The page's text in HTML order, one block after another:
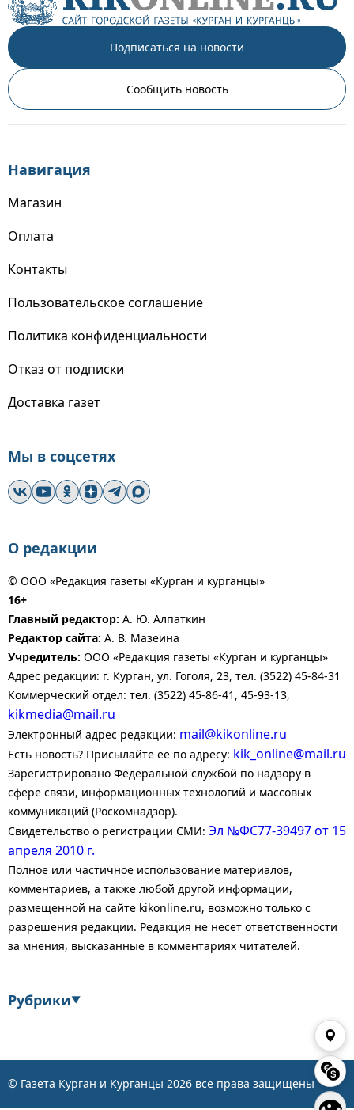
Подписаться на новости
Сообщить новость
Навигация
Магазин
Оплата
Контакты
Пользовательское соглашение
Политика конфиденциальности
Отказ от подписки
Доставка газет
Мы в соцсетях
О редакции
© ООО «Редакция газеты «Курган и курганцы»
16+
Главный редактор: А. Ю. Алпаткин
Редактор сайта: А. В. Мазеина
Учредитель: ООО «Редакция газеты «Курган и курганцы»
Адрес редакции: г. Курган, ул. Гоголя, 23, тел. (3522) 45-84-31
Коммерческий отдел: тел. (3522) 45-86-41, 45-93-13,
kikmedia@mail.ru
Электронный адрес редакции: mail@kikonline.ru
Есть новость? Присылайте ее по адресу: kik_online@mail.ru
Зарегистрировано Федеральной службой по надзору в
сфере связи, информационных технологий и массовых
коммуникаций (Роскомнадзор).
Свидетельство о регистрации СМИ: Эл №ФС77-39497 от 15
апреля 2010 г.
Полное или частичное использование материалов,
комментариев, а также любой другой информации,
размещенной на сайте kikonline.ru, возможно только с
разрешения редакции. Редакция не несет ответственности
за мнения, высказанные в комментариях читателей.
Рубрики▼
© Газета Курган и Курганцы 2026 все права защищены